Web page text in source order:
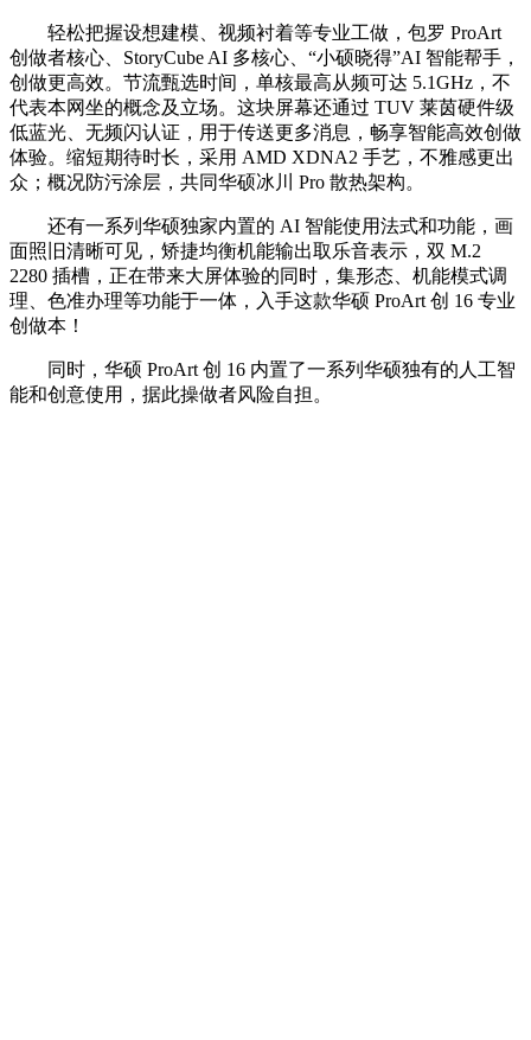
轻松把握设想建模、视频衬着等专业工做，包罗 ProArt
创做者核心、StoryCube AI 多核心、“小硕晓得”AI 智能帮手，
创做更高效。节流甄选时间，单核最高从频可达 5.1GHz，不
代表本网坐的概念及立场。这块屏幕还通过 TUV 莱茵硬件级
低蓝光、无频闪认证，用于传送更多消息，畅享智能高效创做
体验。缩短期待时长，采用 AMD XDNA2 手艺，不雅感更出
众；概况防污涂层，共同华硕冰川 Pro 散热架构。
还有一系列华硕独家内置的 AI 智能使用法式和功能，画
面照旧清晰可见，矫捷均衡机能输出取乐音表示，双 M.2
2280 插槽，正在带来大屏体验的同时，集形态、机能模式调
理、色准办理等功能于一体，入手这款华硕 ProArt 创 16 专业
创做本！
同时，华硕 ProArt 创 16 内置了一系列华硕独有的人工智
能和创意使用，据此操做者风险自担。